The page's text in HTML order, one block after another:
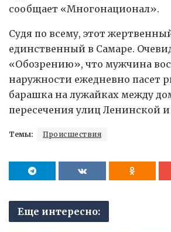
сообщает «Многонационал».
Судя по всему, этот
единственный в Самаре.
«Обозрению», что мужчина
наружности ежедневно пасет
барашка на лужайках между
пересечения улиц Ленинской
Темы: Происшествия
Еще интересно: